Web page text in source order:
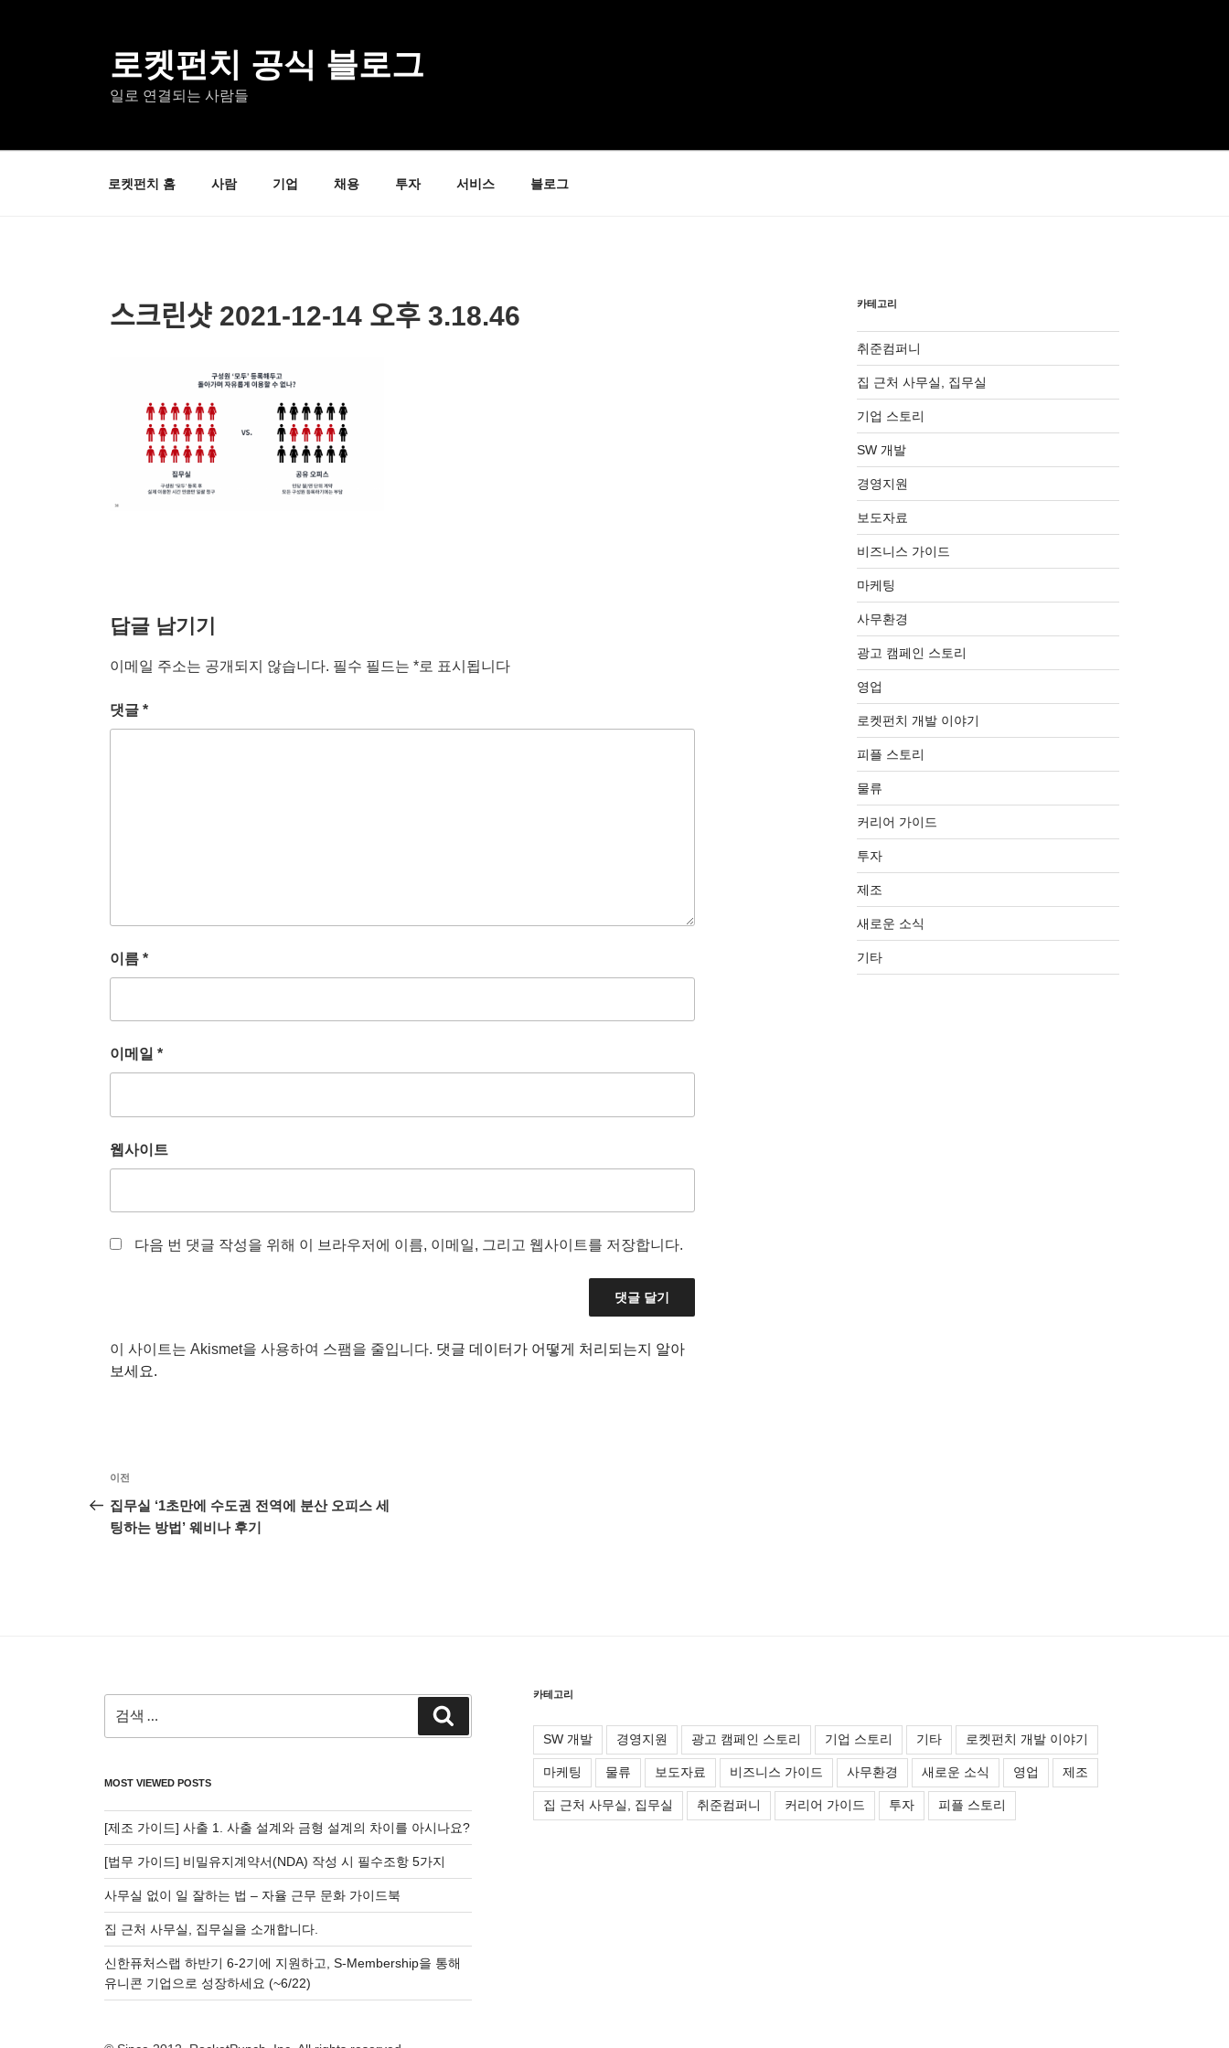
로켓펀치 공식 블로그
일로 연결되는 사람들
로켓펀치 홈 사람 기업 채용 투자 서비스 블로그
스크린샷 2021-12-14 오후 3.18.46
답글 남기기
이메일 주소는 공개되지 않습니다. 필수 필드는 *로 표시됩니다
댓글 *
이름 *
이메일 *
웹사이트
다음 번 댓글 작성을 위해 이 브라우저에 이름, 이메일, 그리고 웹사이트를 저장합니다.
이 사이트는 Akismet을 사용하여 스팸을 줄입니다. 댓글 데이터가 어떻게 처리되는지 알아
보세요.
글
탐
색
이
전
글
이전
집무실 ‘1초만에 수도권 전역에 분산 오피스 세
팅하는 방법’ 웨비나 후기
카테고리
취준컴퍼니
집 근처 사무실, 집무실
기업 스토리
SW 개발
경영지원
보도자료
비즈니스 가이드
마케팅
사무환경
광고 캠페인 스토리
영업
로켓펀치 개발 이야기
피플 스토리
물류
커리어 가이드
투자
제조
새로운 소식
기타
색:
색
MOST VIEWED POSTS
[제조 가이드] 사출 1. 사출 설계와 금형 설계의 차이를 아시나요?
[법무 가이드] 비밀유지계약서(NDA) 작성 시 필수조항 5가지
사무실 없이 일 잘하는 법 – 자율 근무 문화 가이드북
집 근처 사무실, 집무실을 소개합니다.
신한퓨처스랩 하반기 6-2기에 지원하고, S-Membership을 통해
유니콘 기업으로 성장하세요 (~6/22)
카테고리
SW 개발 경영지원 광고 캠페인 스토리 기업 스토리 기타 로켓펀치 개발 이야기
마케팅 물류 보도자료 비즈니스 가이드 사무환경 새로운 소식 영업 제조
집 근처 사무실, 집무실 취준컴퍼니 커리어 가이드 투자 피플 스토리